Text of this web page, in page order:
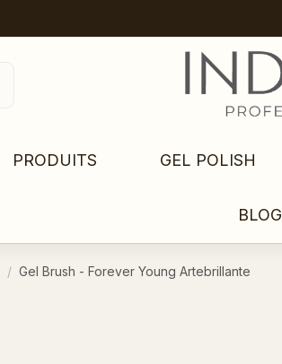
PRODUITS GEL POLISH
BLOG
Gel Brush - Forever Young Artebrillante